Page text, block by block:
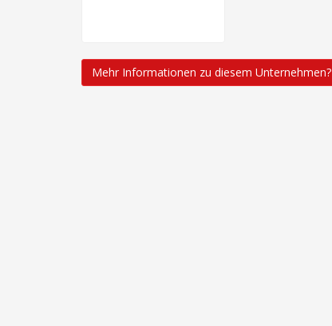
Mehr Informationen zu diesem Unternehmen?